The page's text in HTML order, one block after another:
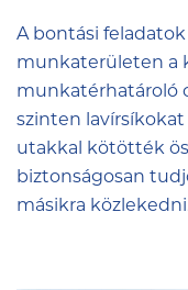
A bontási
munkaterületen a
munkatérhatároló
szinten
utakkal kötötték
biztonságosan
másikra